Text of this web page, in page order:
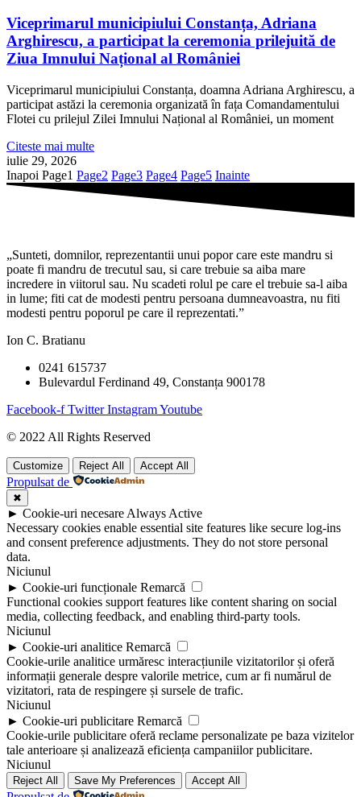
Viceprimarul municipiului Constanța, Adriana
Arghirescu, a participat la ceremonia prilejuită de
Ziua Imnului Național al României
Viceprimarul municipiului Constanța, doamna Adriana Arghirescu, a
participat astăzi la ceremonia organizată în fața Comandamentului
Flotei cu prilejul Zilei Imnului Național al României, un moment
Citeste mai multe
iulie 29, 2026
Inapoi Page1 Page2 Page3 Page4 Page5 Inainte
„Sunteti, domnilor, reprezentantii unui popor care este mandru si
poate fi mandru de trecutul sau, si care trebuie sa aiba mare
incredere in viitorul sau. Nu scadeti rolul pe care el trebuie sa-l aiba
in lume; fiti cat de modesti pentru persoana dumneavoastra, nu fiti
modesti pentru poporul pe care il reprezentati.”
Ion C. Bratianu
0241 615737
Bulevardul Ferdinand 49, Constanța 900178
Facebook-f Twitter InstagramYoutube
© 2022 All Rights Reserved
Customize Reject All Accept All
Propulsat de
✖
► Cookie-uri necesare Always Active
Necessary cookies enable essential site features like secure log-ins
and consent preference adjustments. They do not store personal
data.
Niciunul
► Cookie-uri funcționale Remarcă
Functional cookies support features like content sharing on social
media, collecting feedback, and enabling third-party tools.
Niciunul
► Cookie-uri analitice Remarcă
Cookie-urile analitice urmăresc interacțiunile vizitatorilor și oferă
informații generale despre valorile metrice, cum ar fi numărul de
vizitatori, rata de respingere și sursele de trafic.
Niciunul
► Cookie-uri publicitare Remarcă
Cookie-urile publicitare oferă reclame personalizate pe baza vizitelor
tale anterioare și analizează eficiența campaniilor publicitare.
Niciunul
Reject All Save My Preferences Accept All